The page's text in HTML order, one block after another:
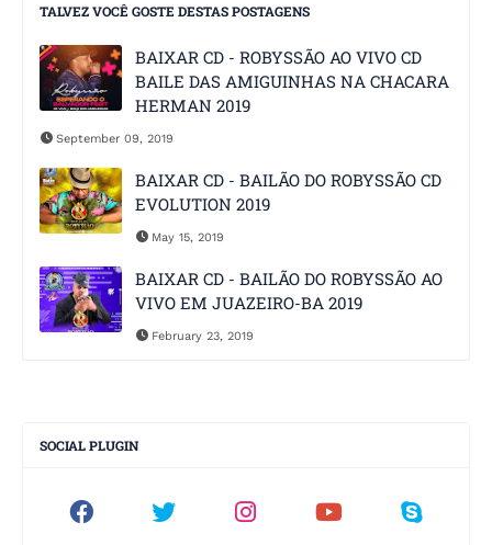
TALVEZ VOCÊ GOSTE DESTAS POSTAGENS
BAIXAR CD - ROBYSSÃO AO VIVO CD
BAILE DAS AMIGUINHAS NA CHACARA
HERMAN 2019
September 09, 2019
BAIXAR CD - BAILÃO DO ROBYSSÃO CD
EVOLUTION 2019
May 15, 2019
BAIXAR CD - BAILÃO DO ROBYSSÃO AO
VIVO EM JUAZEIRO-BA 2019
February 23, 2019
SOCIAL PLUGIN